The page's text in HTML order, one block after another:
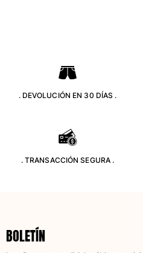
Zapatos
Chanclas
Ver todo Outdoor
. DEVOLUCIÓN EN 30 DÍAS .
. TRANSACCIÓN SEGURA .
BOLETÍN